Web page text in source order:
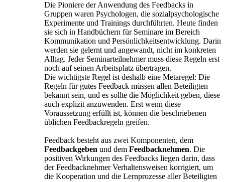
Die Pioniere der Anwendung des Feedbacks in
Gruppen waren Psychologen, die sozialpsychologische
Experimente und Trainings durchführten. Heute finden
sie sich in Handbüchern für Seminare im Bereich
Kommunikation und Persönlichkeitsentwicklung. Darin
werden sie gelernt und angewandt, nicht im konkreten
Alltag. Jeder Seminarteilnehmer muss diese Regeln erst
noch auf seinen Arbeitsplatz übertragen.
Die wichtigste Regel ist deshalb eine Metaregel: Die
Regeln für gutes Feedback müssen allen Beteiligten
bekannt sein, und es sollte die Möglichkeit geben, diese
auch explizit anzuwenden. Erst wenn diese
Voraussetzung erfüllt ist, können die beschriebenen
üblichen Feedbackregeln greifen.
Feedback besteht aus zwei Komponenten, dem
Feedbackgeben und dem Feedbacknehmen. Die
positiven Wirkungen des Feedbacks liegen darin, dass
der Feedbacknehmer Verhaltensweisen korrigiert, um
die Kooperation und die Lernprozesse aller Beteiligten